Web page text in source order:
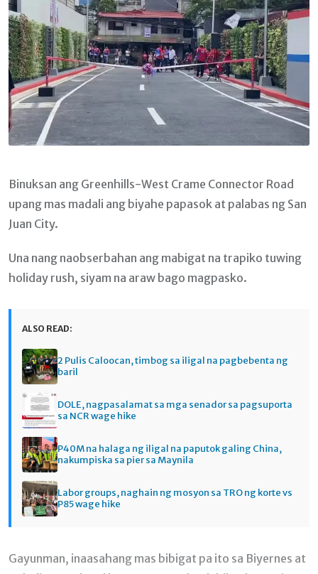
Binuksan ang Greenhills-West Crame Connector Road
upang mas madali ang biyahe papasok at palabas ng San
Juan City.
Una nang naobserbahan ang mabigat na trapiko tuwing
holiday rush, siyam na araw bago magpasko.
ALSO READ:
2 Pulis Caloocan, timbog sa iligal na pagbebenta ng
baril
DOLE, nagpasalamat sa mga senador sa pagsuporta
sa NCR wage hike
P40M na halaga ng iligal na paputok galing China,
nakumpiska sa pier sa Maynila
Labor groups, naghain ng mosyon sa TRO ng korte vs
P85 wage hike
Gayunman, inaasahang mas bibigat pa ito sa Biyernes at